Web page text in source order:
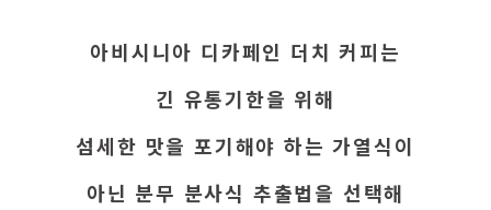
아비시니아 디카페인 더치 커피는
긴 유통기한을 위해
섬세한 맛을 포기해야 하는 가열식이
아닌 분무 분사식 추출법을 선택해